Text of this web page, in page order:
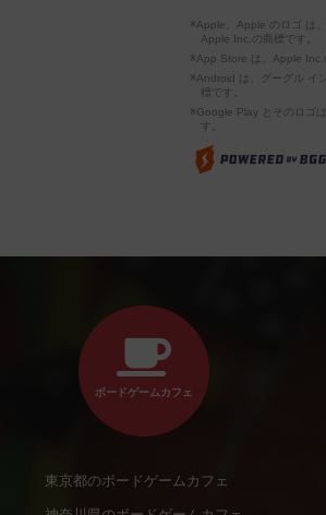
※Apple、Apple のロゴ は
Apple Inc.の商標です。
※App Store は、Apple Inc.
※Android は、グーグル イ
標です。
※Google Play とそのロゴ
す。
ボードゲームカフェ
東京都のボードゲームカフェ